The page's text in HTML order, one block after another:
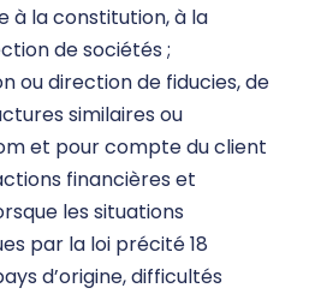
à la constitution, à la
de sociétés ;
ou direction de fiducies, de
similaires ou
et pour compte du client
financières et
les situations
par la loi précité 18
d’origine, difficultés